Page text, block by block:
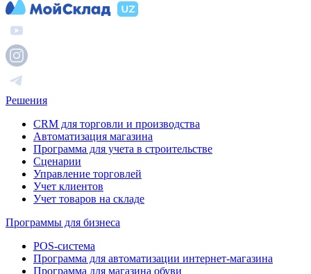
Решения
CRM для торговли и производства
Автоматизация магазина
Программа для учета в строительстве
Сценарии
Управление торговлей
Учет клиентов
Учет товаров на складе
Программы для бизнеса
POS-система
Программа для автоматизации интернет-магазина
Программа для магазина обуви